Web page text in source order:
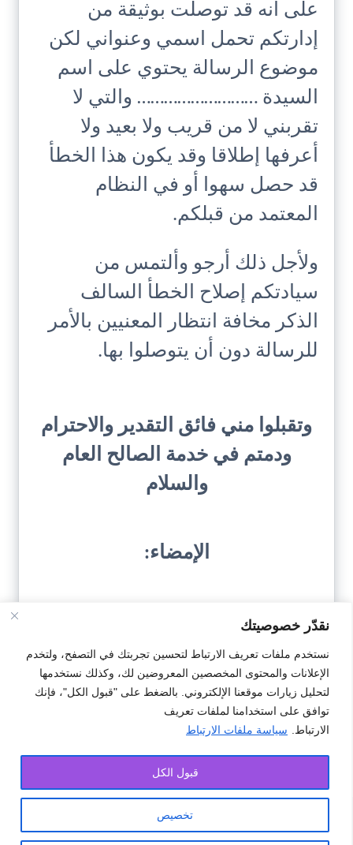
نقدّر خصوصيتك
نستخدم ملفات تعريف الارتباط لتحسين تجربتك في التصفح، ولتخدم
الإعلانات والمحتوى المخصصين المعروضين لك، وكذلك نستخدمها
لتحليل زيارات موقعنا الإلكتروني. بالضغط على "قبول الكل"، فإنك
توافق على استخدامنا لملفات تعريف
الارتباط.
سياسة ملفات الارتباط
تخصيص
قبول الكل
على أنه قد توصلت بوثيقة من
إدارتكم تحمل اسمي وعنواني لكن
موضوع الرسالة يحتوي على اسم
السيدة ……………………… والتي لا
تقربني لا من قريب ولا بعيد ولا
أعرفها إطلاقا وقد يكون هذا الخطأ
قد حصل سهوا أو في النظام
المعتمد من قبلكم.
ولأجل ذلك أرجو وألتمس من
سيادتكم إصلاح الخطأ السالف
الذكر مخافة انتظار المعنيين بالأمر
للرسالة دون أن يتوصلوا بها.
وتقبلوا مني فائق التقدير والاحترام
ودمتم في خدمة الصالح العام
والسلام
الإمضاء:
تحميل النمودج
#اخبار #اخبار بتوصل برسالة تعود لشخص آخر